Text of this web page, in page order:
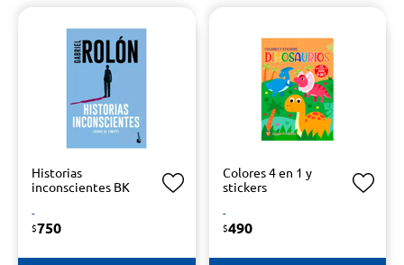
Historias
inconscientes BK
-
$750
Colores 4 en 1 y
stickers
-
$490